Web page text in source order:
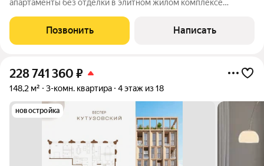
апартаменты без отделки в элитном жилом комплексе
обустроить кухню-гостиную, мастер-спальню с собственными
ванной и гардеробной комнатами, две детские с
Позвонить Написать
228 741 360 ₽
148,2 м² 3-комн. квартира 4 этаж из 18
новостройка